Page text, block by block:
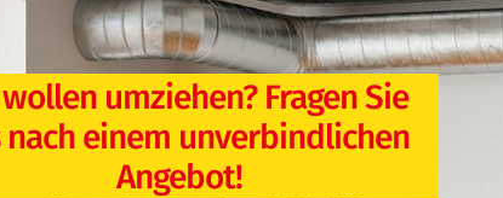
umziehen? Fragen Sie
nach einem unverbindlichen
Angebot!